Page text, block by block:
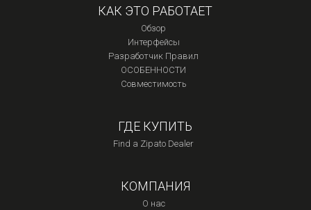
КАК ЭТО РАБОТАЕТ
Обзор
Интерфейсы
Разработчик Правил
ОСОБЕННОСТИ
Совместимость
ГДЕ КУПИТЬ
Find a Zipato Dealer
КОМПАНИЯ
О нас